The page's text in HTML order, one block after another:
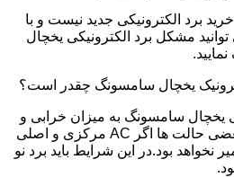
برد الکترونیکی جدید نیست و با
مشکل برد الکترونیکی یخچال
یخچال سامسونگ چقدر است؟
یخچال سامسونگ به میزان خرابی و
مشکل برد بستگی دارد.در بعضی حالت ها اگر AC مرکزی و اصلی
نخواهد بود.در این شرایط باید برد نو